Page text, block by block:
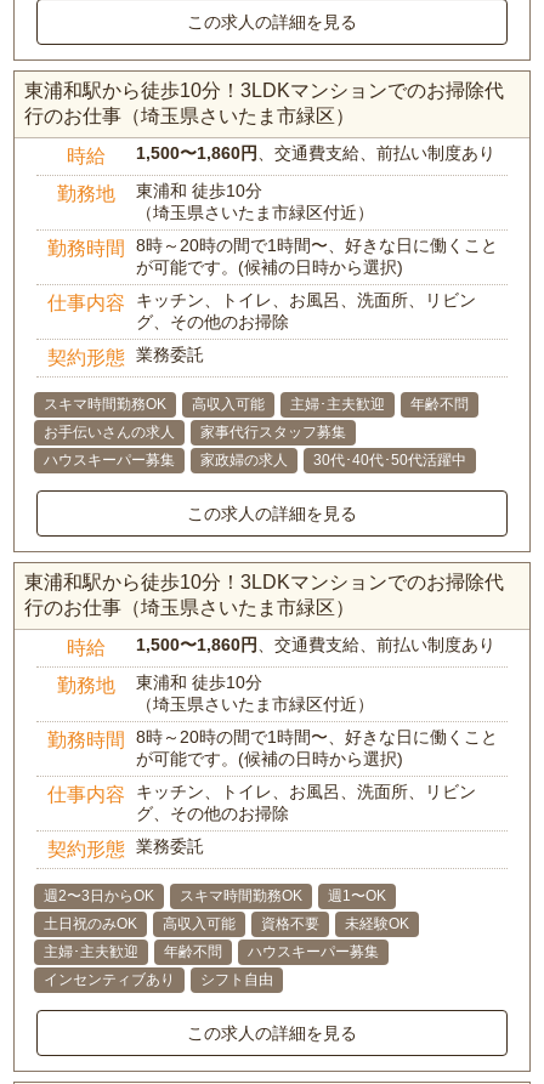
この求人の詳細を見る
東浦和駅から徒歩10分！3LDKマンションでのお掃除代
行のお仕事（埼玉県さいたま市緑区）
時給 1,500〜1,860円、交通費支給、前払い制度あり
勤務地
東浦和 徒歩10分
（埼玉県さいたま市緑区付近）
勤務時間
8時～20時の間で1時間〜、好きな日に働くこと
が可能です。(候補の日時から選択)
仕事内容
キッチン、トイレ、お風呂、洗面所、リビン
グ、その他のお掃除
契約形態 業務委託
スキマ時間勤務OK 高収入可能 主婦･主夫歓迎
年齢不問
お手伝いさんの求人
家事代行スタッフ募集
ハウスキーパー募集
家政婦の求人 30代･40代･50代活躍中
この求人の詳細を見る
東浦和駅から徒歩10分！3LDKマンションでのお掃除代
行のお仕事（埼玉県さいたま市緑区）
時給 1,500〜1,860円、交通費支給、前払い制度あり
勤務地
東浦和 徒歩10分
（埼玉県さいたま市緑区付近）
勤務時間
8時～20時の間で1時間〜、好きな日に働くこと
が可能です。(候補の日時から選択)
仕事内容
キッチン、トイレ、お風呂、洗面所、リビン
グ、その他のお掃除
契約形態 業務委託
週2〜3日からOK スキマ時間勤務OK
週1〜OK
土日祝のみOK
高収入可能 資格不要
未経験OK
主婦･主夫歓迎
年齢不問
ハウスキーパー募集
インセンティブあり
シフト自由
この求人の詳細を見る